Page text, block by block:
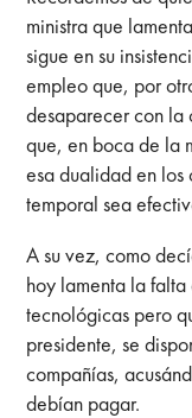
ministra que
sigue en su
empleo que, por
desaparecer con la
que, en boca de la
esa dualidad en
temporal sea
A su vez, como
hoy lamenta la
tecnológicas pero
presidente, se
compañías,
debían pagar.